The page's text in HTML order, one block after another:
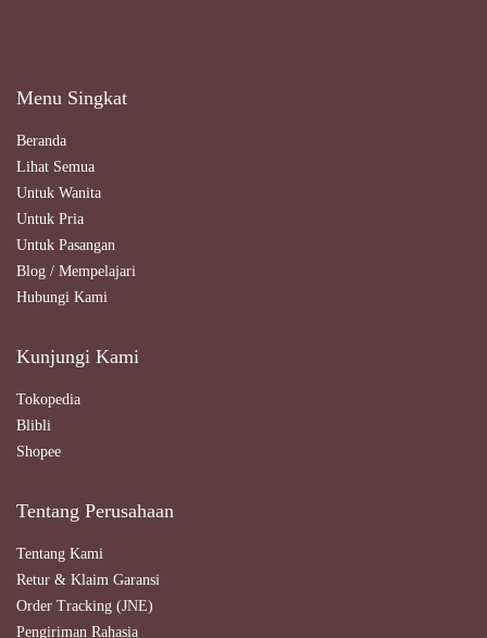
Menu Singkat
Beranda
Lihat Semua
Untuk Wanita
Untuk Pria
Untuk Pasangan
Blog / Mempelajari
Hubungi Kami
Kunjungi Kami
Tokopedia
Blibli
Shopee
Tentang Perusahaan
Tentang Kami
Retur & Klaim Garansi
Order Tracking (JNE)
Pengiriman Rahasia